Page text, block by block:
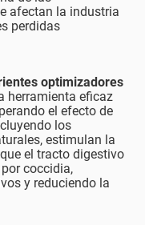
afectan la industria
perdidas
optimizadores
herramienta eficaz
el efecto de
los
estimulan la
el tracto digestivo
coccidia,
y reduciendo la